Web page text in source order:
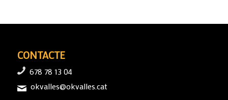
CONTACTE
678 78 13 04
okvalles@okvalles.cat